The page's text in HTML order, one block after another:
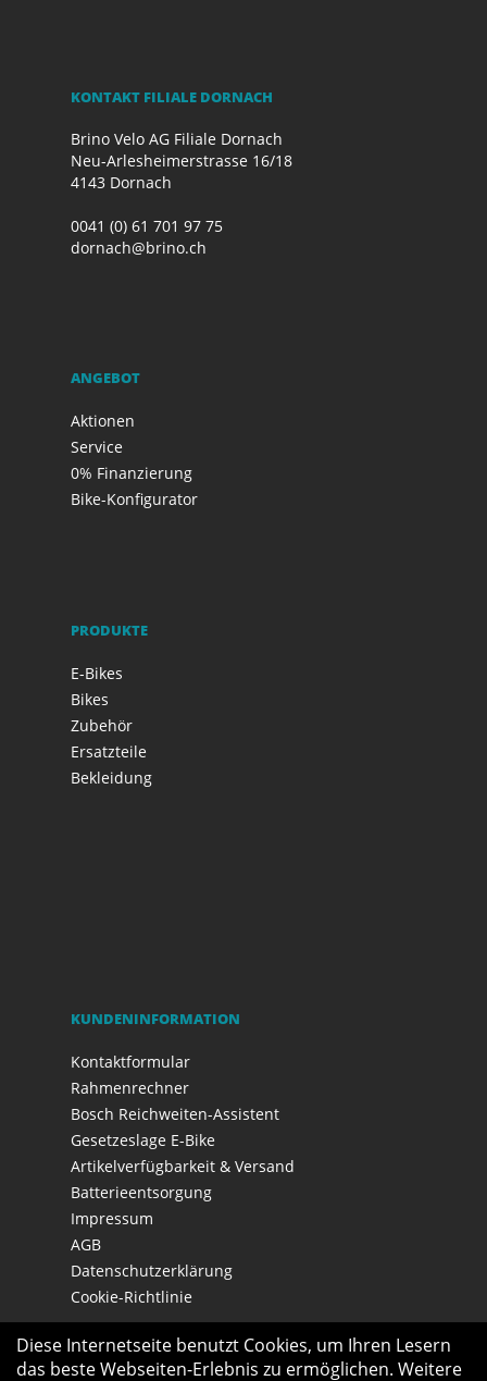
KONTAKT FILIALE DORNACH
Brino Velo AG Filiale Dornach
Neu-Arlesheimerstrasse 16/18
4143 Dornach
0041 (0) 61 701 97 75
dornach@brino.ch
ANGEBOT
Aktionen
Service
0% Finanzierung
Bike-Konfigurator
PRODUKTE
E-Bikes
Bikes
Zubehör
Ersatzteile
Bekleidung
KUNDENINFORMATION
Kontaktformular
Rahmenrechner
Bosch Reichweiten-Assistent
Gesetzeslage E-Bike
Artikelverfügbarkeit & Versand
Batterieentsorgung
Impressum
AGB
Datenschutzerklärung
Cookie-Richtlinie
Diese Internetseite benutzt Cookies, um Ihren Lesern
das beste Webseiten-Erlebnis zu ermöglichen. Weitere